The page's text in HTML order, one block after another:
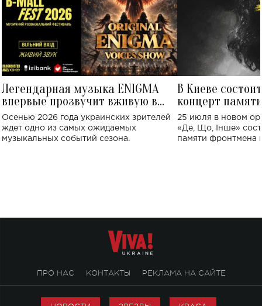
Легендарная музыка ENIGMA
впервые прозвучит вживую в
Украине: где состоится концерт
Осенью 2026 года украинских зрителей
ждет одно из самых ожидаемых
музыкальных событий сезона.
В Киеве
концерт
Клименко:
исполнят песни
25 июля в новом
«Де, Що, Інше»
памяти фронтмена
ПРО НАС КОНТАКТЫ РЕКЛАМА НА САЙТЕ